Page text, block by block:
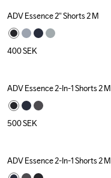
ADV Essence 2" Shorts 2 M
400SEK
ADV Essence 2-In-1 Shorts 2 M
500SEK
ADV Essence 2-In-1 Shorts 2 M